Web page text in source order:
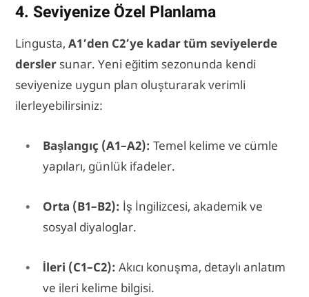
4. Seviyenize Özel Planlama
Lingusta, A1’den C2’ye kadar tüm seviyelerde
dersler sunar. Yeni eğitim sezonunda kendi
seviyenize uygun plan oluşturarak verimli
ilerleyebilirsiniz:
Başlangıç (A1–A2): Temel kelime ve cümle
yapıları, günlük ifadeler.
Orta (B1–B2): İş İngilizcesi, akademik ve
sosyal diyaloglar.
İleri (C1–C2): Akıcı konuşma, detaylı anlatım
ve ileri kelime bilgisi.